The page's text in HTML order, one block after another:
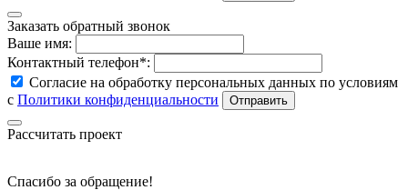
Заказать обратный звонок
Ваше имя:
Контактный телефон*:
Согласие на обработку персональных данных по условиям
с Политики конфиденциальности
Рассчитать проект
Спасибо за обращение!